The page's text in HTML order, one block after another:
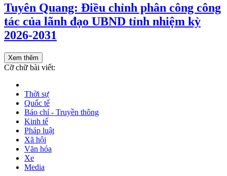
Tuyên Quang: Điều chỉnh phân công công
tác của lãnh đạo UBND tỉnh nhiệm kỳ
2026-2031
Xem thêm
Cỡ chữ bài viết:
Thời sự
Quốc tế
Báo chí - Truyền thông
Kinh tế
Pháp luật
Xã hội
Văn hóa
Xe
Media